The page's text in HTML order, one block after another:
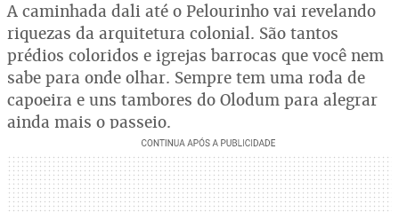
A caminhada dali até o Pelourinho vai revelando
riquezas da arquitetura colonial. São tantos
prédios coloridos e igrejas barrocas que você nem
sabe para onde olhar. Sempre tem uma roda de
capoeira e uns tambores do Olodum para alegrar
ainda mais o passeio.